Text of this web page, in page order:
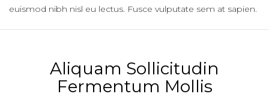
euismod nibh nisl eu lectus. Fusce vulputate sem at sapien.
Aliquam Sollicitudin
Fermentum Mollis